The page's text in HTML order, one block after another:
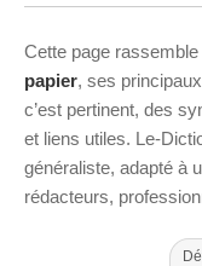
Cette page
papier, ses
c’est pertinent, des
et liens utiles. Le-
généraliste, adapté à
rédacteurs,